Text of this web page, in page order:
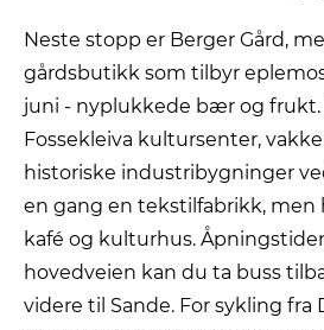
Neste stopp er Berger Gård,
gårdsbutikk som tilbyr
juni - nyplukkede bær og
Fossekleiva kultursenter,
historiske industribygninger
en gang en tekstilfabrikk, men
kafé og kulturhus.
hovedveien kan du ta buss
videre til Sande. For sykling fra